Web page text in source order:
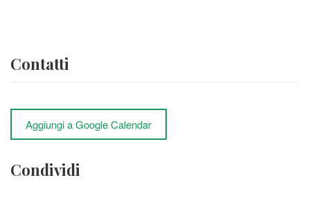
Contatti
Aggiungi a Google Calendar
Condividi